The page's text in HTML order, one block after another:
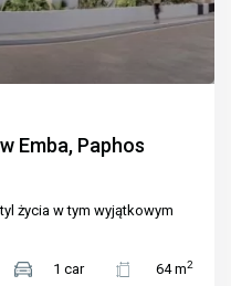
Emba, Paphos
życia w tym wyjątkowym
1 car 64 m2